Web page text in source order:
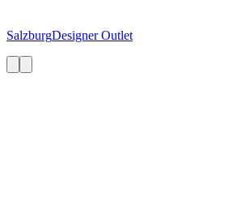
SalzburgDesigner Outlet